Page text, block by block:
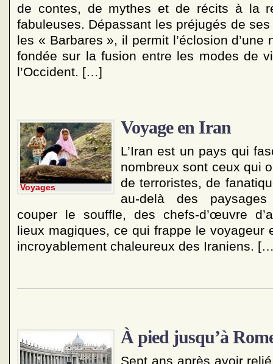
de contes, de mythes et de récits à la
fabuleuses. Dépassant les préjugés de
les « Barbares », il permit l’éclosion d’une
fondée sur la fusion entre les modes de
l’Occident. […]
Voyages
Voyage en Iran
L’Iran est un pays qui
nombreux sont ceux qui
de terroristes, de
au-delà des
couper le souffle, des chefs-d’œuvre
lieux magiques, ce qui frappe le voyageur
incroyablement chaleureux des Iraniens.
À pied jusqu’à
Sept ans après avoir